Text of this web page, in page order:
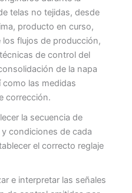
telas no tejidas, desde
producto en curso,
los flujos de producción,
de control del
de la napa
como las medidas
corrección.
la secuencia de
condiciones de cada
el correcto reglaje
e interpretar las señales